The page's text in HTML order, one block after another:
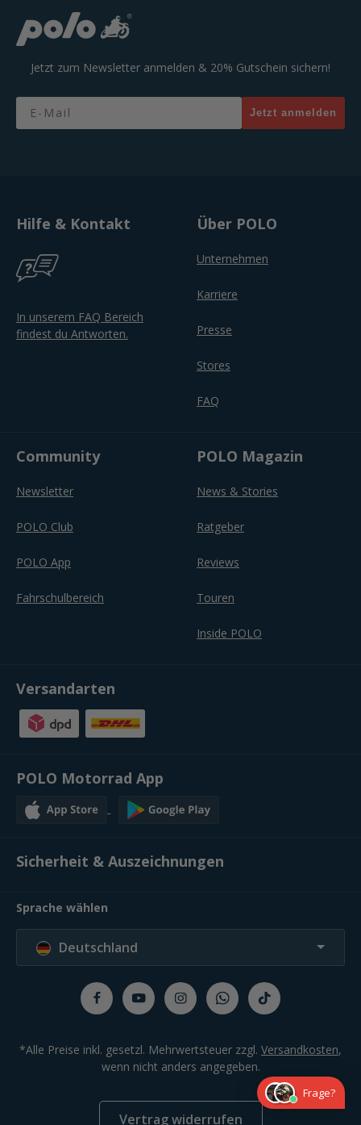
Jetzt zum Newsletter anmelden & 20% Gutschein sichern!
Email
Jetzt anmelden
Hilfe & Kontakt
In unserem FAQ Bereich
findest du Antworten.
Über POLO
Unternehmen
Karriere
Presse
Stores
FAQ
Community
Newsletter
POLO Club
POLO App
Fahrschulbereich
POLO Magazin
News & Stories
Ratgeber
Reviews
Touren
Inside POLO
Versandarten
POLO Motorrad App
Sicherheit & Auszeichnungen
Sprache wählen
Deutschland
*Alle Preise inkl. gesetzl. Mehrwertsteuer zzgl. Versandkosten,
wenn nicht anders angegeben.
Vertrag widerrufen
Frage?